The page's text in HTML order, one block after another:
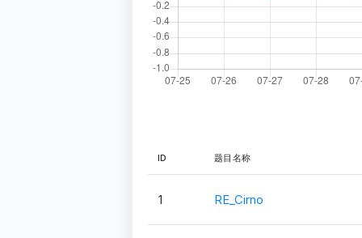
ID 题目名称
1 RE_Cirno